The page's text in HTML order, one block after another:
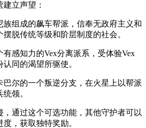
立声望：
族组成的飙车帮派，信奉无政府主义和
脱传统等级和阶层制度的社会。
感知力的Vex分离派系，受体验Vex
同的渴望所驱使。
巴尔的一个叛逆分支，在火星上以帮派
领。
通过这个可选功能，其他守护者可以
，获取独特奖励。